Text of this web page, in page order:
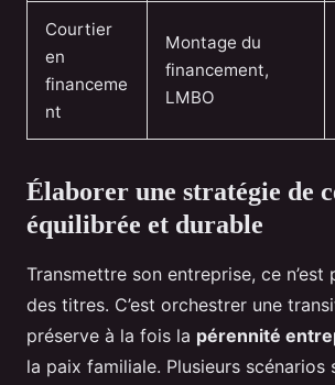
Courtier
en
financeme
nt
Montage du
financement,
LMBO
Élaborer une stratégie de
équilibrée et durable
Transmettre son entreprise, ce n’est
des titres. C’est orchestrer une
préserve à la fois la pérennité
la paix familiale. Plusieurs scénarios